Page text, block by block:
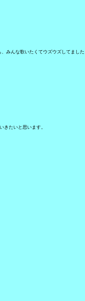
みんな歌いたくてウズウズしてまし
きたいと思います。